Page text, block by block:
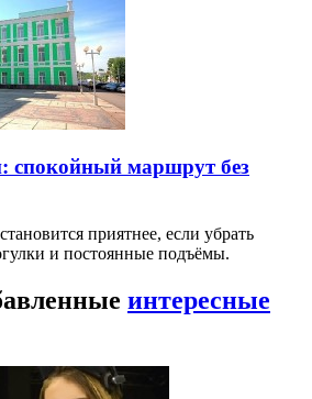
спокойный маршрут без
приятнее, если убрать
и постоянные подъёмы.
интересные